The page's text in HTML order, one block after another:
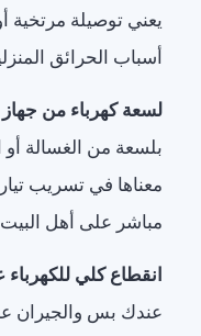
يعني توصيلة
أسباب الحرائق
لسعة كهرباء من
بلسعة من الغسالة أو
معناها في تسريب
مباشر على أهل
انقطاع كلي للكهرباء
عندك بس والجيران